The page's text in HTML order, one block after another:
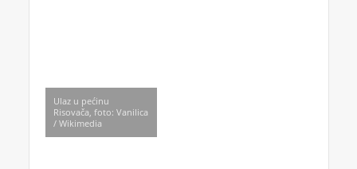
Ulaz u pećinu
Risovača, foto: Vanilica
/ Wikimedia